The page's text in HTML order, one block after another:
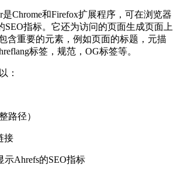
是Chrome和Firefox扩展程序，可在浏览器
SEO指标。它还为访问的页面生成页面上
含重要的元素，例如页面的标题，元描
标签，规范，OG标签等。
：
路径）
接
示Ahrefs的SEO指标